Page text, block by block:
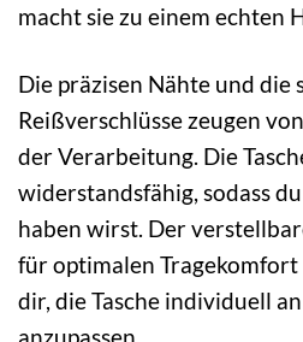
macht sie zu einem echten
Die präzisen Nähte und die
Reißverschlüsse zeugen
der Verarbeitung. Die
widerstandsfähig, sodass
haben wirst. Der
für optimalen
dir, die Tasche individuell
anzupassen.